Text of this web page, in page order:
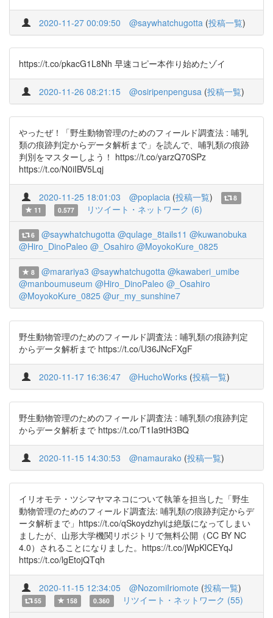
2020-11-27 00:09:50 @saywhatchugotta (投稿一覧)
https://t.co/pkacG1L8Nh 早速コピー本作り始めたゾイ
2020-11-26 08:21:15 @osiripenpengusa (投稿一覧)
やったぜ！「野生動物管理のためのフィールド調査法 : 哺乳
類の痕跡判定からデータ解析まで」を読んで、哺乳類の痕跡
判別をマスターしよう！ https://t.co/yarzQ70SPz
https://t.co/N0iIBV5Lqj
2020-11-25 18:01:03 @poplacia (投稿一覧)
8
11
0.577 リツイート・ネットワーク (6)
6 @saywhatchugotta @qulage_8tails11 @kuwanobuka
@Hiro_DinoPaleo @_Osahiro @MoyokoKure_0825
8 @marariya3 @saywhatchugotta @kawaberi_umibe
@manboumuseum @Hiro_DinoPaleo @_Osahiro
@MoyokoKure_0825 @ur_my_sunshine7
野生動物管理のためのフィールド調査法 : 哺乳類の痕跡判定
からデータ解析まで https://t.co/U36JNcFXgF
2020-11-17 16:36:47 @HuchoWorks (投稿一覧)
野生動物管理のためのフィールド調査法 : 哺乳類の痕跡判定
からデータ解析まで https://t.co/T1Ia9tH3BQ
2020-11-15 14:30:53 @namaurako (投稿一覧)
イリオモテ・ツシマヤマネコについて執筆を担当した「野生
動物管理のためのフィールド調査法: 哺乳類の痕跡判定からデ
ータ解析まで」https://t.co/qSkoydzhyiは絶版になってしまい
ましたが、山形大学機関リポジトリで無料公開（CC BY NC
4.0）されることになりました。https://t.co/jWpKlCEYqJ
https://t.co/lgEtojQTqh
2020-11-15 12:34:05 @NozomiIriomote (投稿一覧)
55 158 0.360 リツイート・ネットワーク (55)